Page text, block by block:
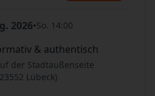
2026•So. 14:00
& authentisch
der Stadtaußenseite
Lübeck)